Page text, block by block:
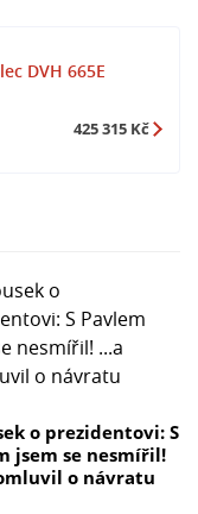
DVH 665E
425 315 Kč
o prezidentovi: S
jsem se nesmířil!
o návratu